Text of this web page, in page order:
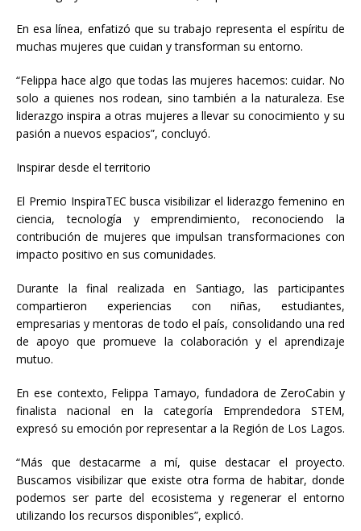
En esa línea, enfatizó que su trabajo representa el espíritu de
muchas mujeres que cuidan y transforman su entorno.
“Felippa hace algo que todas las mujeres hacemos: cuidar. No
solo a quienes nos rodean, sino también a la naturaleza. Ese
liderazgo inspira a otras mujeres a llevar su conocimiento y su
pasión a nuevos espacios”, concluyó.
Inspirar desde el territorio
El Premio InspiraTEC busca visibilizar el liderazgo femenino en
ciencia, tecnología y emprendimiento, reconociendo la
contribución de mujeres que impulsan transformaciones con
impacto positivo en sus comunidades.
Durante la final realizada en Santiago, las participantes
compartieron experiencias con niñas, estudiantes,
empresarias y mentoras de todo el país, consolidando una red
de apoyo que promueve la colaboración y el aprendizaje
mutuo.
En ese contexto, Felippa Tamayo, fundadora de ZeroCabin y
finalista nacional en la categoría Emprendedora STEM,
expresó su emoción por representar a la Región de Los Lagos.
“Más que destacarme a mí, quise destacar el proyecto.
Buscamos visibilizar que existe otra forma de habitar, donde
podemos ser parte del ecosistema y regenerar el entorno
utilizando los recursos disponibles”, explicó.